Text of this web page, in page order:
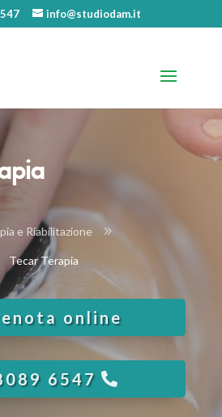
info@studiodam.it
e Riabilitazione 9
Tecar Terapia
online
6547